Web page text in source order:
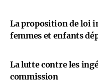
La proposition de loi
femmes et enfants
La lutte contre les
commission